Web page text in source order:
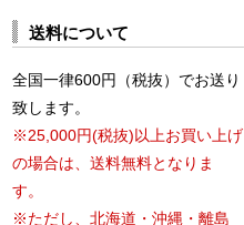
送料について
全国一律600円（税抜）でお送り
致します。
※25,000円(税抜)以上お買い上げ
の場合は、送料無料となりま
す。
※ただし、北海道・沖縄・離島